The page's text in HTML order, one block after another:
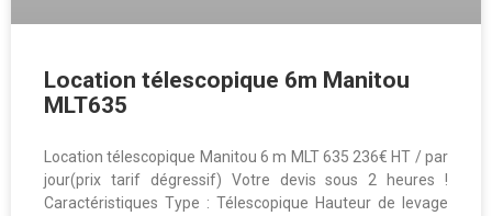
Location télescopique 6m Manitou
MLT635
Location télescopique Manitou 6 m MLT 635 236€ HT / par
jour(prix tarif dégressif) Votre devis sous 2 heures !
Caractéristiques Type : Télescopique Hauteur de levage